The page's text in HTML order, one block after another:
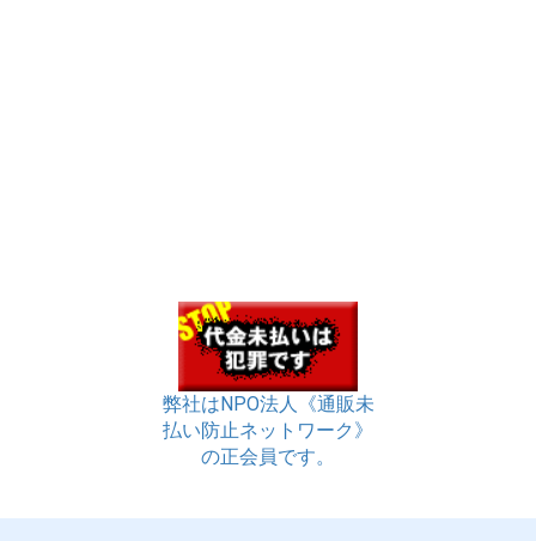
弊社はNPO法人《通販未
払い防止ネットワーク》
の正会員です。